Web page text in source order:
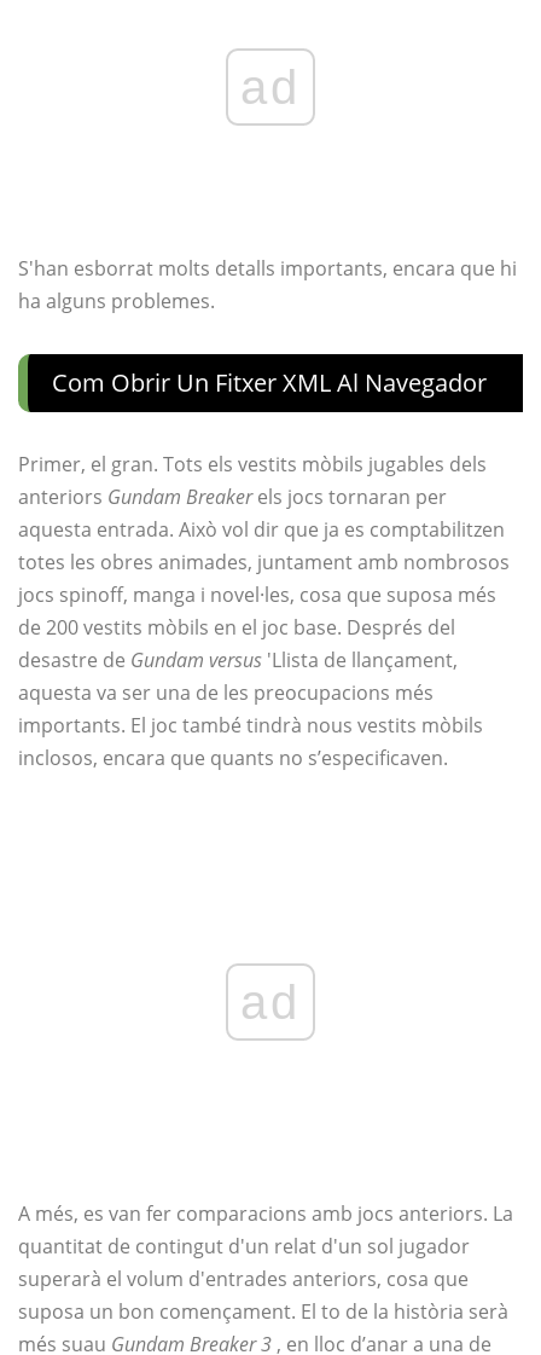
ad
S'han esborrat molts detalls importants, encara que hi
ha alguns problemes.
Com Obrir Un Fitxer XML Al Navegador
Primer, el gran. Tots els vestits mòbils jugables dels
anteriors Gundam Breakerels jocs tornaran per
aquesta entrada. Això vol dir que ja es comptabilitzen
totes les obres animades, juntament amb nombrosos
jocs spinoff, manga i novel·les, cosa que suposa més
de 200 vestits mòbils en el joc base. Després del
desastre de Gundam versus 'Llista de llançament,
aquesta va ser una de les preocupacions més
importants. El joc també tindrà nous vestits mòbils
inclosos, encara que quants no s’especificaven.
ad
A més, es van fer comparacions amb jocs anteriors. La
quantitat de contingut d'un relat d'un sol jugador
superarà el volum d'entrades anteriors, cosa que
suposa un bon començament. El to de la història serà
més suau Gundam Breaker 3 , en lloc d’anar a una de